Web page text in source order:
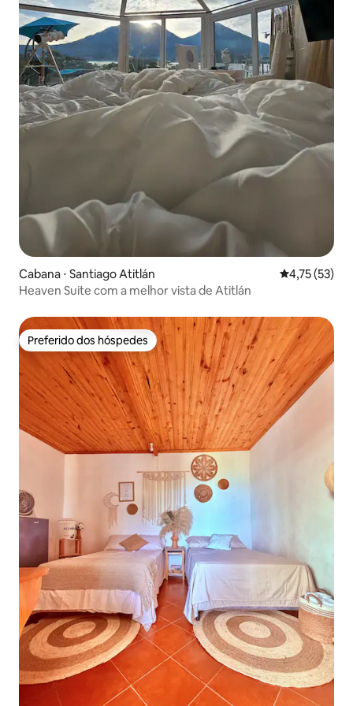
Cabana ⋅ Santiago Atitlán 4,75 de uma
4,75 (53)
Heaven Suite com a melhor vista de Atitlán
Preferido dos hóspedes
Preferido dos hóspedes